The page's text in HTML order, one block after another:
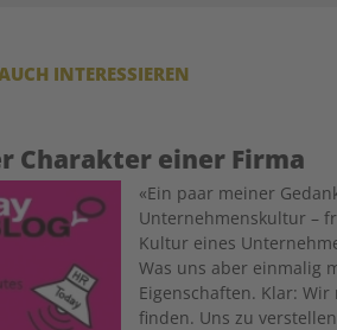
INTERESSIEREN
Charakter einer Firma
«Ein paar meiner
Unternehmenskultur –
Kultur eines
Was uns aber einmalig
Eigenschaften. Klar:
finden. Uns zu